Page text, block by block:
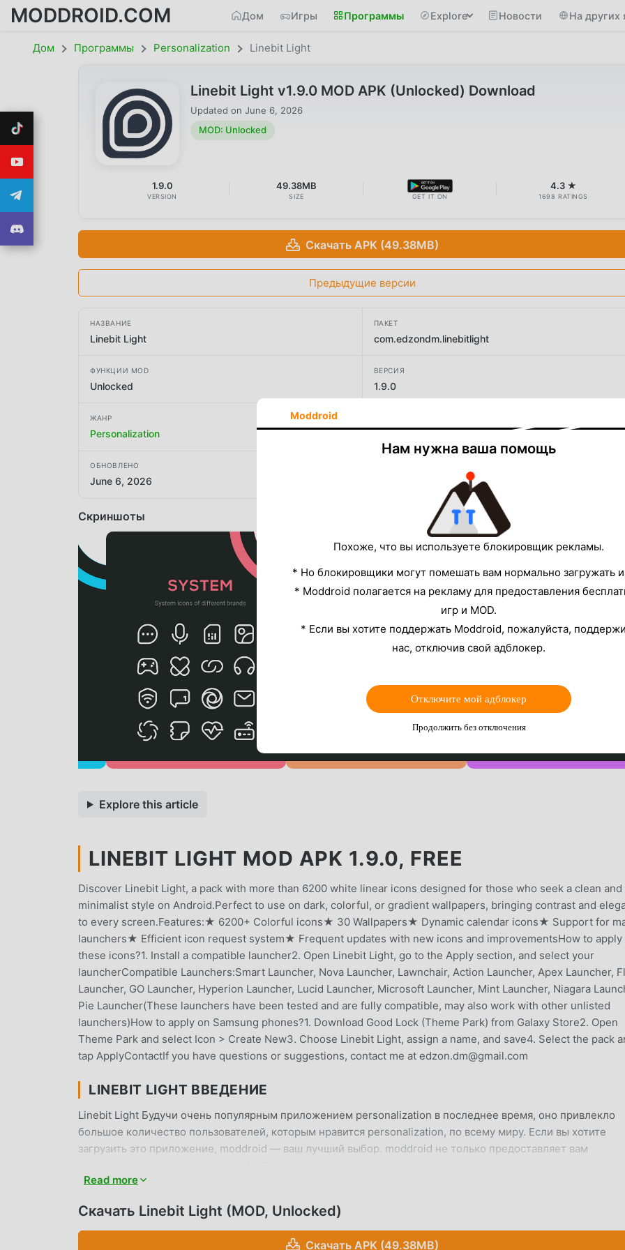
MODDROID.COM Дом Игры Программы Explore Новости На других
Дом Программы Personalization Linebit Light
Linebit Light v1.9.0 MOD APK (Unlocked) Download
Updated on June 6, 2026
MOD: Unlocked
1.9.0
VERSION
49.38MB
SIZE GET IT ON
4.3 ★
1698 RATINGS
Скачать APK (49.38MB)
Предыдущие версии
НАЗВАНИЕ
Linebit Light
ПАКЕТ
com.edzondm.linebitlight
ФУНКЦИИ MOD
Unlocked
ВЕРСИЯ
1.9.0
ЖАНР
Personalization Edzon Diaz
ОБНОВЛЕНО
June 6, 2026
Скриншоты
Explore this article
LINEBIT LIGHT MOD APK 1.9.0, FREE
Discover Linebit Light, a pack with more than 6200 white linear icons designed for those who seek a clean and
minimalist style on Android.Perfect to use on dark, colorful, or gradient wallpapers, bringing contrast and
to every screen.Features:★ 6200+ Colorful icons★ 30 Wallpapers★ Dynamic calendar icons★ Support for
launchers★ Efficient icon request system★ Frequent updates with new icons and improvementsHow to apply
these icons?1. Install a compatible launcher2. Open Linebit Light, go to the Apply section, and select your
launcherCompatible Launchers:Smart Launcher, Nova Launcher, Lawnchair, Action Launcher, Apex Launcher,
Launcher, GO Launcher, Hyperion Launcher, Lucid Launcher, Microsoft Launcher, Mint Launcher, Niagara
Pie Launcher(These launchers have been tested and are fully compatible, may also work with other unlisted
launchers)How to apply on Samsung phones?1. Download Good Lock (Theme Park) from Galaxy Store2. Open
Theme Park and select Icon > Create New3. Choose Linebit Light, assign a name, and save4. Select the pack
tap ApplyContactIf you have questions or suggestions, contact me at edzon.dm@gmail.com
LINEBIT LIGHT ВВЕДЕНИЕ
Linebit Light Будучи очень популярным приложением personalization в последнее время, оно привлекло
большое количество пользователей, которым нравится personalization, по всему миру. Если вы хотите
загрузить это приложение, moddroid — ваш лучший выбор. moddroid не только предоставляет вам
помогут вам бесплатно разблокировать все функции приложения. moddroid обещает, что все моды Linebit
установки. Просто скачайте клиент moddroid, вы можете загрузить и установить Linebit Light 1.9.0 одним
щелчком мыши. Чего же вы ждете, скачайте moddroid прямо сейчас!
Read more
Скачать Linebit Light (MOD, Unlocked)
Скачать APK (49.38MB)
Moddroid
Нам нужна ваша помощь
Похоже, что вы используете блокировщик рекламы.
* Но блокировщики могут помешать вам нормально загружать
* Moddroid полагается на рекламу для предоставления
игр и MOD.
* Если вы хотите поддержать Moddroid, пожалуйста,
нас, отключив свой адблокер.
Отключите мой адблокер
Продолжить без отключения